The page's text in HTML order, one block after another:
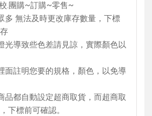
.團購~訂購~零售~
多 無法及時更改庫存數量，下標
光導致些色差請見諒，實際顏色以
面註明您要的規格，顏色，以免導
品都自動設定超商取貨，而超商取
下標前可確認。